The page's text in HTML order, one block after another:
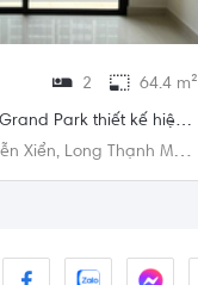
2 64.4 m²
Park thiết kế hiện
Xiển, Long Thạnh Mỹ,